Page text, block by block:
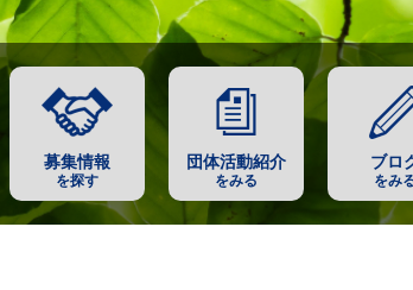
募集情報
を探す
団体活動紹介
をみる
ブロ
をみ